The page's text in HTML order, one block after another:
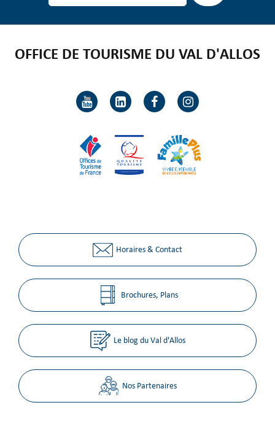
OFFICE DE TOURISME DU VAL D'ALLOS
Horaires & Contact
Brochures, Plans
Le blog du Val d'Allos
Nos Partenaires